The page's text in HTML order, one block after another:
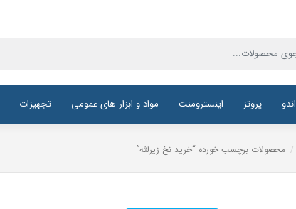
اندو پروتز اینسترومنت مواد و ابزار های عمومی تجهیزات
/ محصولات برچسب خورده “خرید نخ زیرلثه”